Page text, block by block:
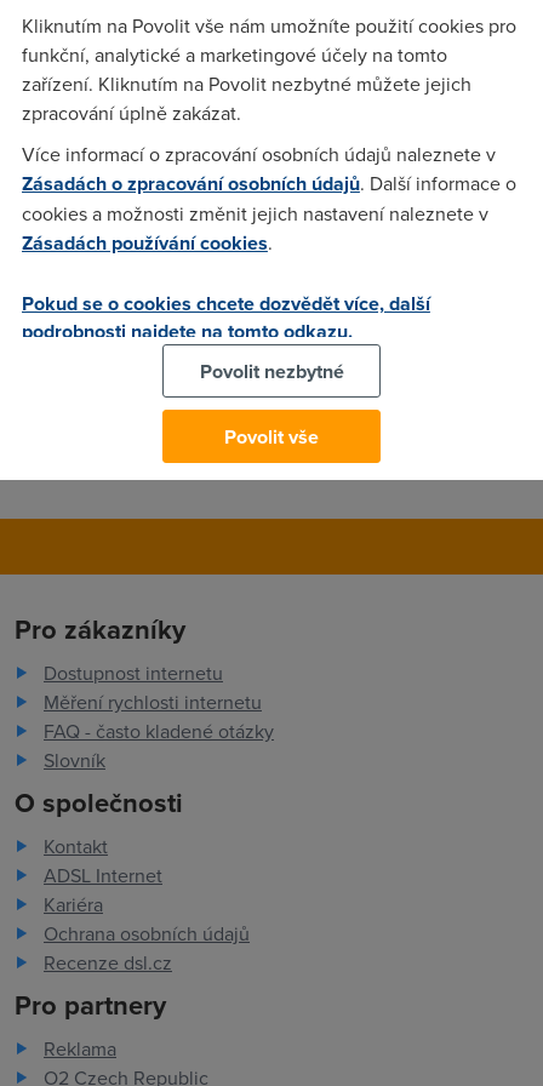
TomM(3.9.2005 23:19:20)
já žasnu, že lidi něco podepíšou a ani neví co,ale pro naše
méně myslíci spoluobčany, vypovědní lhůta je měsíc, tak ten
měsíc ti to pojede.
PzVPanther(3.9.2005 23:35:14)
Vy podepisete smlouvu a pritom si ji neprectete?Vzdyt je to
podstatna vec.Musi tam byt uvedeno jak dlouha je
vypovedni lhuta.Ale kdyz je nekdo liny a neumi si to najit ani
ve vlastni smlouve - Výpovědní lhůta činí třicet dnů a počíná
běžet od prvního dne následujícího po dodání výpovědi
Pro zákazníky
Dostupnost internetu
Měření rychlosti internetu
FAQ - často kladené otázky
Slovník
O společnosti
Kontakt
ADSL Internet
Kariéra
Ochrana osobních údajů
Recenze dsl.cz
Pro partnery
Reklama
O2 Czech Republic
Kliknutím na Povolit vše nám umožníte použití cookies pro
funkční, analytické a marketingové účely na tomto
zařízení. Kliknutím na Povolit nezbytné můžete jejich
zpracování úplně zakázat.
Více informací o zpracování osobních údajů naleznete v
Zásadách o zpracování osobních údajů. Další informace o
cookies a možnosti změnit jejich nastavení naleznete v
Zásadách používání cookies.
Pokud se o cookies chcete dozvědět více, další
podrobnosti najdete na tomto odkazu.
Povolit nezbytné
Povolit vše